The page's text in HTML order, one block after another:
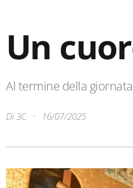
Un
Al termine della
Di3C 16/07/2025